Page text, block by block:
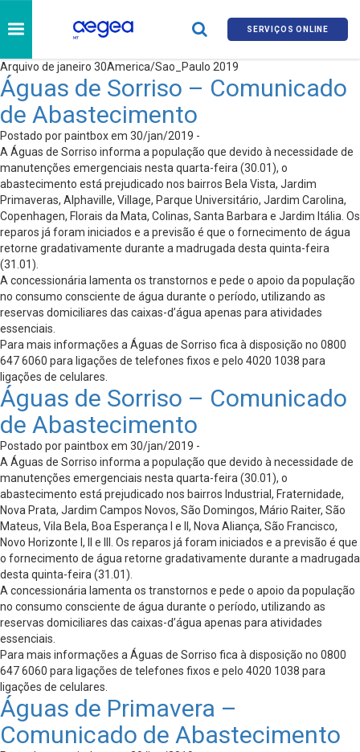
SERVIÇOS ONLINE
Arquivo de janeiro 30America/Sao_Paulo 2019
Águas de Sorriso – Comunicado
de Abastecimento
Postado por paintbox em 30/jan/2019 -
A Águas de Sorriso informa a população que devido à necessidade de
manutenções emergenciais nesta quarta-feira (30.01), o
abastecimento está prejudicado nos bairros Bela Vista, Jardim
Primaveras, Alphaville, Village, Parque Universitário, Jardim Carolina,
Copenhagen, Florais da Mata, Colinas, Santa Barbara e Jardim Itália. Os
reparos já foram iniciados e a previsão é que o fornecimento de água
retorne gradativamente durante a madrugada desta quinta-feira
(31.01).
A concessionária lamenta os transtornos e pede o apoio da população
no consumo consciente de água durante o período, utilizando as
reservas domiciliares das caixas-d’água apenas para atividades
essenciais.
Para mais informações a Águas de Sorriso fica à disposição no 0800
647 6060 para ligações de telefones fixos e pelo 4020 1038 para
ligações de celulares.
Águas de Sorriso – Comunicado
de Abastecimento
Postado por paintbox em 30/jan/2019 -
A Águas de Sorriso informa a população que devido à necessidade de
manutenções emergenciais nesta quarta-feira (30.01), o
abastecimento está prejudicado nos bairros Industrial, Fraternidade,
Nova Prata, Jardim Campos Novos, São Domingos, Mário Raiter, São
Mateus, Vila Bela, Boa Esperança I e II, Nova Aliança, São Francisco,
Novo Horizonte I, II e III. Os reparos já foram iniciados e a previsão é que
o fornecimento de água retorne gradativamente durante a madrugada
desta quinta-feira (31.01).
A concessionária lamenta os transtornos e pede o apoio da população
no consumo consciente de água durante o período, utilizando as
reservas domiciliares das caixas-d’água apenas para atividades
essenciais.
Para mais informações a Águas de Sorriso fica à disposição no 0800
647 6060 para ligações de telefones fixos e pelo 4020 1038 para
ligações de celulares.
Águas de Primavera –
Comunicado de Abastecimento